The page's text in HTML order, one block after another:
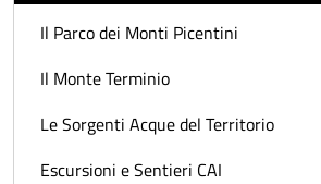
Il Parco dei Monti Picentini
Il Monte Terminio
Le Sorgenti Acque del Territorio
Escursioni e Sentieri CAI